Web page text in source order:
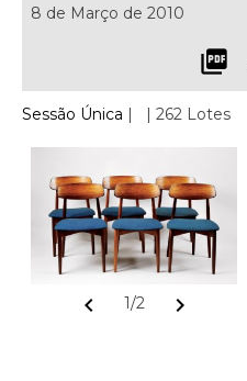
8 de Março de 2010
picture_as_pdf
Sessão Única | | 262 Lotes
chevron_left 1/2 chevron_right